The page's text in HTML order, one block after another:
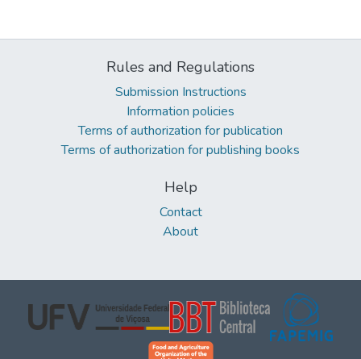
Rules and Regulations
Submission Instructions
Information policies
Terms of authorization for publication
Terms of authorization for publishing books
Help
Contact
About